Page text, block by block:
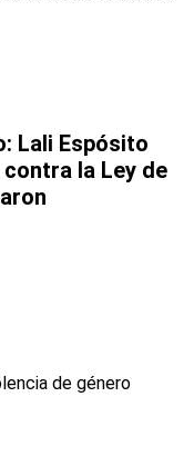
Lali Espósito
la Ley de